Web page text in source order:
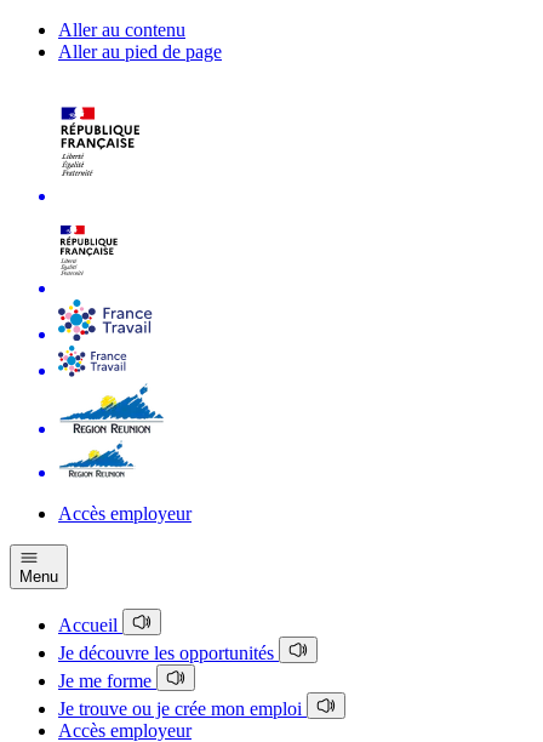
Aller au contenu
Aller au pied de page
Accès employeur
Menu
Accueil
Je découvre les opportunités
Je me forme
Je trouve ou je crée mon emploi
Accès employeur